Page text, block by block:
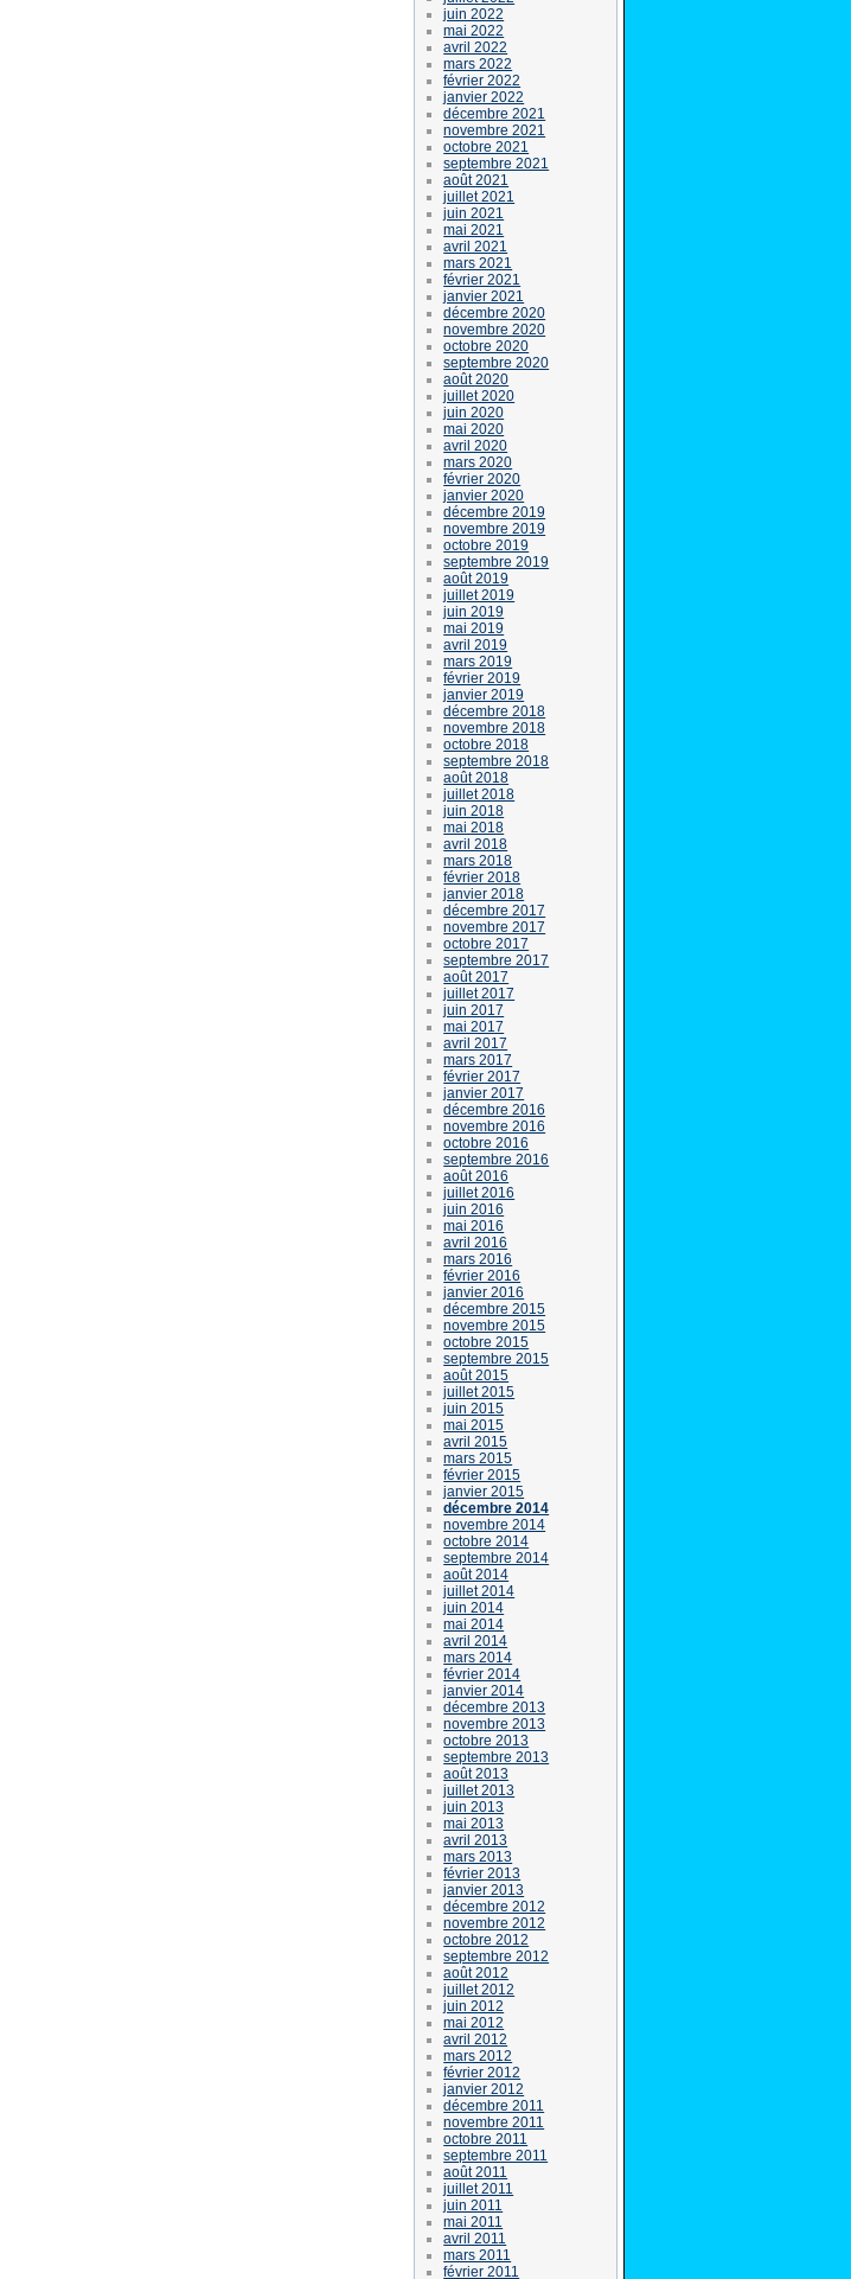
juin 2022
mai 2022
avril 2022
mars 2022
février 2022
janvier 2022
décembre 2021
novembre 2021
octobre 2021
septembre 2021
août 2021
juillet 2021
juin 2021
mai 2021
avril 2021
mars 2021
février 2021
janvier 2021
décembre 2020
novembre 2020
octobre 2020
septembre 2020
août 2020
juillet 2020
juin 2020
mai 2020
avril 2020
mars 2020
février 2020
janvier 2020
décembre 2019
novembre 2019
octobre 2019
septembre 2019
août 2019
juillet 2019
juin 2019
mai 2019
avril 2019
mars 2019
février 2019
janvier 2019
décembre 2018
novembre 2018
octobre 2018
septembre 2018
août 2018
juillet 2018
juin 2018
mai 2018
avril 2018
mars 2018
février 2018
janvier 2018
décembre 2017
novembre 2017
octobre 2017
septembre 2017
août 2017
juillet 2017
juin 2017
mai 2017
avril 2017
mars 2017
février 2017
janvier 2017
décembre 2016
novembre 2016
octobre 2016
septembre 2016
août 2016
juillet 2016
juin 2016
mai 2016
avril 2016
mars 2016
février 2016
janvier 2016
décembre 2015
novembre 2015
octobre 2015
septembre 2015
août 2015
juillet 2015
juin 2015
mai 2015
avril 2015
mars 2015
février 2015
janvier 2015
décembre 2014
novembre 2014
octobre 2014
septembre 2014
août 2014
juillet 2014
juin 2014
mai 2014
avril 2014
mars 2014
février 2014
janvier 2014
décembre 2013
novembre 2013
octobre 2013
septembre 2013
août 2013
juillet 2013
juin 2013
mai 2013
avril 2013
mars 2013
février 2013
janvier 2013
décembre 2012
novembre 2012
octobre 2012
septembre 2012
août 2012
juillet 2012
juin 2012
mai 2012
avril 2012
mars 2012
février 2012
janvier 2012
décembre 2011
novembre 2011
octobre 2011
septembre 2011
août 2011
juillet 2011
juin 2011
mai 2011
avril 2011
mars 2011
février 2011